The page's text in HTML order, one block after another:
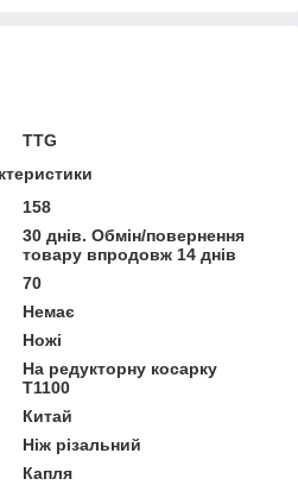
TTG
158
30 днів. Обмін/повернення
товару впродовж 14 днів
70
Немає
Ножі
На редукторну косарку
Т1100
Китай
Ніж різальний
Капля